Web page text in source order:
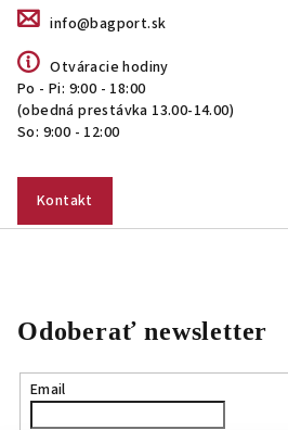
info@bagport.sk
Otváracie hodiny
Po - Pi: 9:00 - 18:00
(obedná prestávka 13.00-14.00)
So: 9:00 - 12:00
Kontakt
Odoberať newsletter
Email